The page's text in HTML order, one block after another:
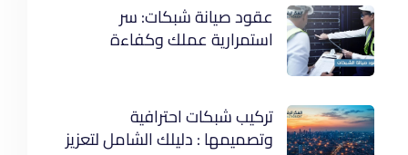
عقود صيانة شبكات: سر
استمرارية عملك وكفاءة
تركيب شبكات احترافية
وتصميمها : دليلك الشامل لتعزيز